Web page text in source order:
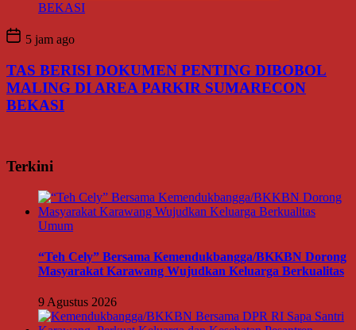
5 jam ago
TAS BERISI DOKUMEN PENTING DIBOBOL
MALING DI AREA PARKIR SUMARECON
BEKASI
Terkini
Umum
“Teh Cely” Bersama Kemendukbangga/BKKBN Dorong
Masyarakat Karawang Wujudkan Keluarga Berkualitas
9 Agustus 2026